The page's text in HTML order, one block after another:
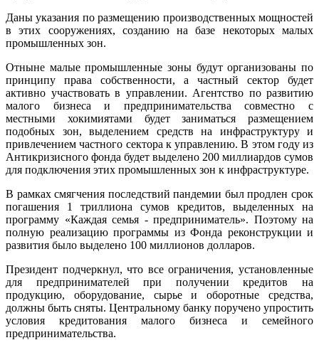
Даны указания по размещению производственных мощностей
в этих сооружениях, созданию на базе некоторых малых
промышленных зон.
Отныне малые промышленные зоны будут организованы по
принципу права собственности, а частный сектор будет
активно участвовать в управлении. Агентство по развитию
малого бизнеса и предпринимательства совместно с
местными хокимиятами будет заниматься размещением
подобных зон, выделением средств на инфраструктуру и
привлечением частного сектора к управлению. В этом году из
Антикризисного фонда будет выделено 200 миллиардов сумов
для подключения этих промышленных зон к инфраструктуре.
В рамках смягчения последствий пандемии был продлен срок
погашения 1 триллиона сумов кредитов, выделенных на
программу «Каждая семья - предприниматель». Поэтому на
полную реализацию программы из Фонда реконструкции и
развития было выделено 100 миллионов долларов.
Президент подчеркнул, что все ограничения, установленные
для предпринимателей при получении кредитов на
продукцию, оборудование, сырье и оборотные средства,
должны быть сняты. Центральному банку поручено упростить
условия кредитования малого бизнеса и семейного
предпринимательства.